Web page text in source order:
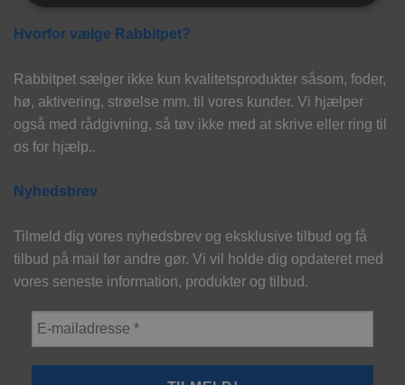
Hvorfor vælge Rabbitpet?
Rabbitpet sælger ikke kun kvalitetsprodukter såsom, foder,
hø, aktivering, strøelse mm. til vores kunder. Vi hjælper
også med rådgivning, så tøv ikke med at skrive eller ring til
os for hjælp..
Nyhedsbrev
Tilmeld dig vores nyhedsbrev og eksklusive tilbud og få
tilbud på mail før andre gør. Vi vil holde dig opdateret med
vores seneste information, produkter og tilbud.